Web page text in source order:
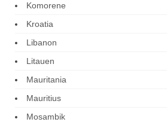
Komorene
Kroatia
Libanon
Litauen
Mauritania
Mauritius
Mosambik